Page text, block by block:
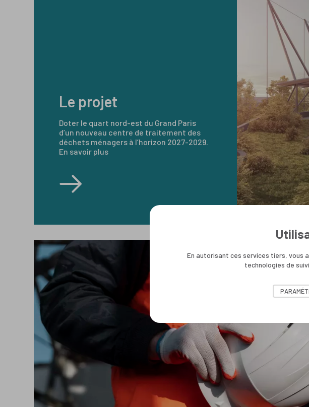
Le projet
Doter le quart nord-est du Grand Paris
d’un nouveau centre de traitement des
déchets ménagers à l’horizon 2027-2029.
En savoir plus
En autorisant ces services tiers, vous
technologies de